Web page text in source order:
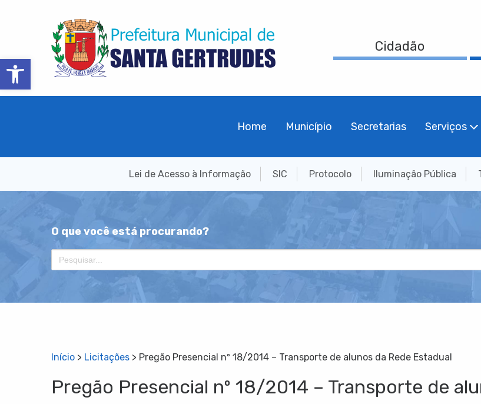
Barra de Ferramentas Aberta
Cidadão
Home Município Secretarias Serviços
Lei de Acesso à Informação SIC Protocolo Iluminação Pública
O que você está procurando?
Search
for:
Início > Licitações > Pregão Presencial nº 18/2014 – Transporte de alunos da Rede Estadual
Pregão Presencial nº 18/2014 – Transporte de